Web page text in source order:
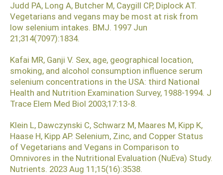
Judd PA, Long A, Butcher M, Caygill CP, Diplock AT.
Vegetarians and vegans may be most at risk from
low selenium intakes. BMJ. 1997 Jun
21;314(7097):1834.
Kafai MR, Ganji V. Sex, age, geographical location,
smoking, and alcohol consumption influence serum
selenium concentrations in the USA: third National
Health and Nutrition Examination Survey, 1988-1994. J
Trace Elem Med Biol 2003;17:13-8.
Klein L, Dawczynski C, Schwarz M, Maares M, Kipp K,
Haase H, Kipp AP. Selenium, Zinc, and Copper Status
of Vegetarians and Vegans in Comparison to
Omnivores in the Nutritional Evaluation (NuEva) Study.
Nutrients. 2023 Aug 11;15(16):3538.